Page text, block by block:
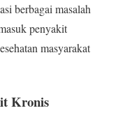
berbagai masalah
penyakit
masyarakat
Kronis